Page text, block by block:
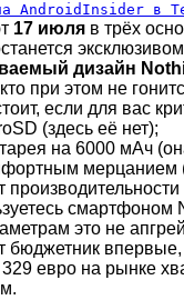
AndroidInsider в
17 июля в трёх
дизайн
при этом не
если для вас
(здесь её нет);
на 6000 мАч
смартфоном
это не
бюджетник
евро на рынке